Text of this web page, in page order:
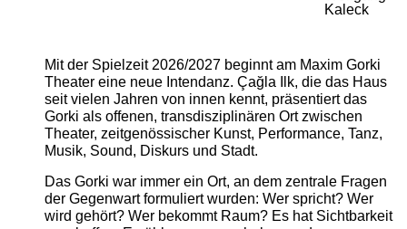
Kaleck
Mit der Spielzeit 2026/2027 beginnt am Maxim Gorki
Theater eine neue Intendanz. Çağla Ilk, die das Haus
seit vielen Jahren von innen kennt, präsentiert das
Gorki als offenen, transdisziplinären Ort zwischen
Theater, zeitgenössischer Kunst, Performance, Tanz,
Musik, Sound, Diskurs und Stadt.
Das Gorki war immer ein Ort, an dem zentrale Fragen
der Gegenwart formuliert wurden: Wer spricht? Wer
wird gehört? Wer bekommt Raum? Es hat Sichtbarkeit